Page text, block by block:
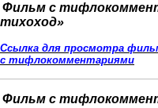
Фильм с
тихоход»
Ссылка для просмотра
с тифлокомментариями
Фильм с